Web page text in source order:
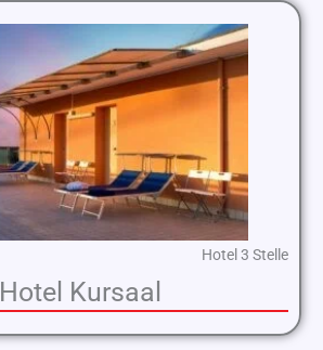
Hotel 3 Stelle
Hotel Kursaal